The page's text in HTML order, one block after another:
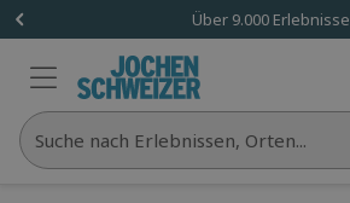
Über 9.000 Erlebnisse
Suche nach Erlebnissen, Orten...